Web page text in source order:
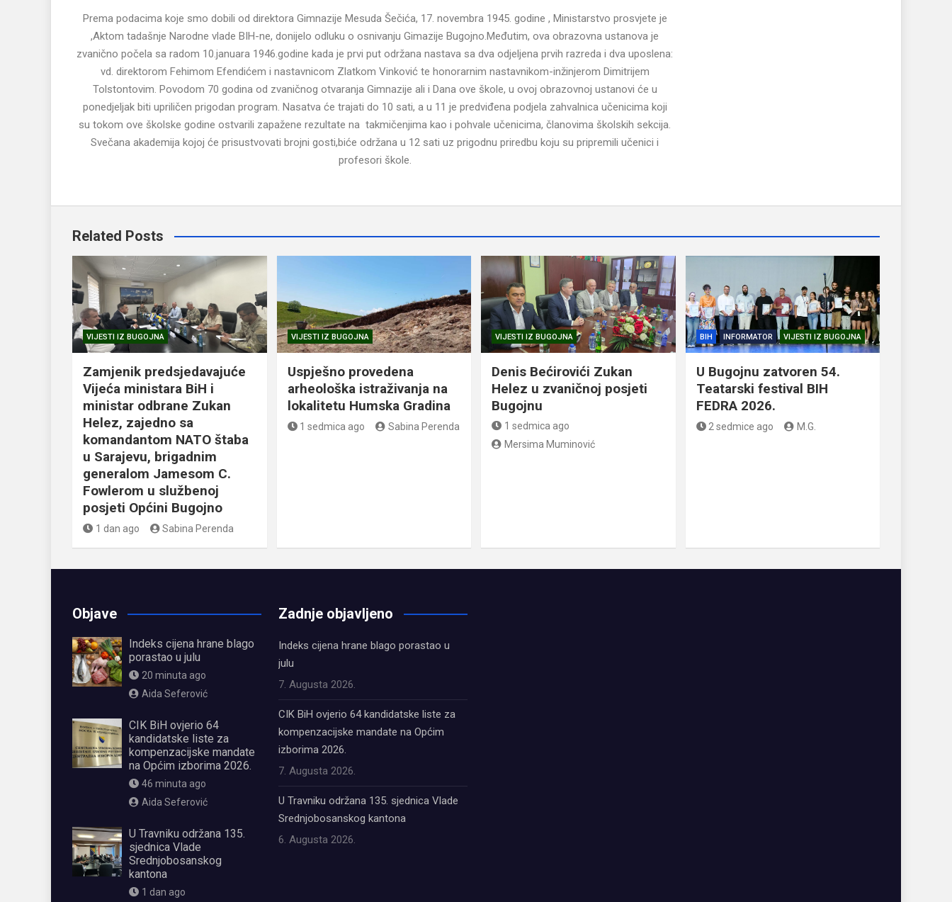
Prema podacima koje smo dobili od direktora Gimnazije Mesuda Šečića, 17. novembra 1945. godine , Ministarstvo prosvjete je
,Aktom tadašnje Narodne vlade BIH-ne, donijelo odluku o osnivanju Gimazije Bugojno.Međutim, ova obrazovna ustanova je
zvanično počela sa radom 10.januara 1946.godine kada je prvi put održana nastava sa dva odjeljena prvih razreda i dva uposlena:
vd. direktorom Fehimom Efendićem i nastavnicom Zlatkom Vinković te honorarnim nastavnikom-inžinjerom Dimitrijem
Tolstontovim. Povodom 70 godina od zvaničnog otvaranja Gimnazije ali i Dana ove škole, u ovoj obrazovnoj ustanovi će u
ponedjeljak biti upriličen prigodan program. Nasatva će trajati do 10 sati, a u 11 je predviđena podjela zahvalnica učenicima koji
su tokom ove školske godine ostvarili zapažene rezultate na takmičenjima kao i pohvale učenicima, članovima školskih sekcija.
Svečana akademija kojoj će prisustvovati brojni gosti,biće održana u 12 sati uz prigodnu priredbu koju su pripremili učenici i
profesori škole.
Related Posts
VIJESTI IZ BUGOJNA
Zamjenik predsjedavajuće
Vijeća ministara BiH i
ministar odbrane Zukan
Helez, zajedno sa
komandantom NATO štaba
u Sarajevu, brigadnim
generalom Jamesom C.
Fowlerom u službenoj
posjeti Općini Bugojno
1 dan ago Sabina Perenda
VIJESTI IZ BUGOJNA
Uspješno provedena
arheološka istraživanja na
lokalitetu Humska Gradina
1 sedmica ago Sabina Perenda
VIJESTI IZ BUGOJNA
Denis Bećirovići Zukan
Helez u zvaničnoj posjeti
Bugojnu
1 sedmica ago
Mersima Muminović
BIH INFORMATOR VIJESTI IZ BUGOJNA
U Bugojnu zatvoren 54.
Teatarski festival BIH
FEDRA 2026.
2 sedmice ago M.G.
Objave
Indeks cijena hrane blago
porastao u julu
20 minuta ago
Aida Seferović
CIK BiH ovjerio 64
kandidatske liste za
kompenzacijske mandate
na Općim izborima 2026.
46 minuta ago
Aida Seferović
U Travniku održana 135.
sjednica Vlade
Srednjobosanskog
kantona
1 dan ago
Zadnje objavljeno
Indeks cijena hrane blago porastao u
julu
7. Augusta 2026.
CIK BiH ovjerio 64 kandidatske liste za
kompenzacijske mandate na Općim
izborima 2026.
7. Augusta 2026.
U Travniku održana 135. sjednica Vlade
Srednjobosanskog kantona
6. Augusta 2026.